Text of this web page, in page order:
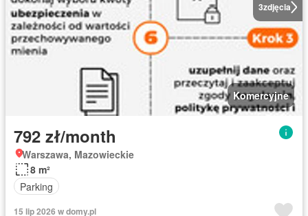
3zdjęcia
Komercyjne
792 zł/month
Warszawa, Mazowieckie
8 m²
Parking
15 lip 2026 w domy.pl